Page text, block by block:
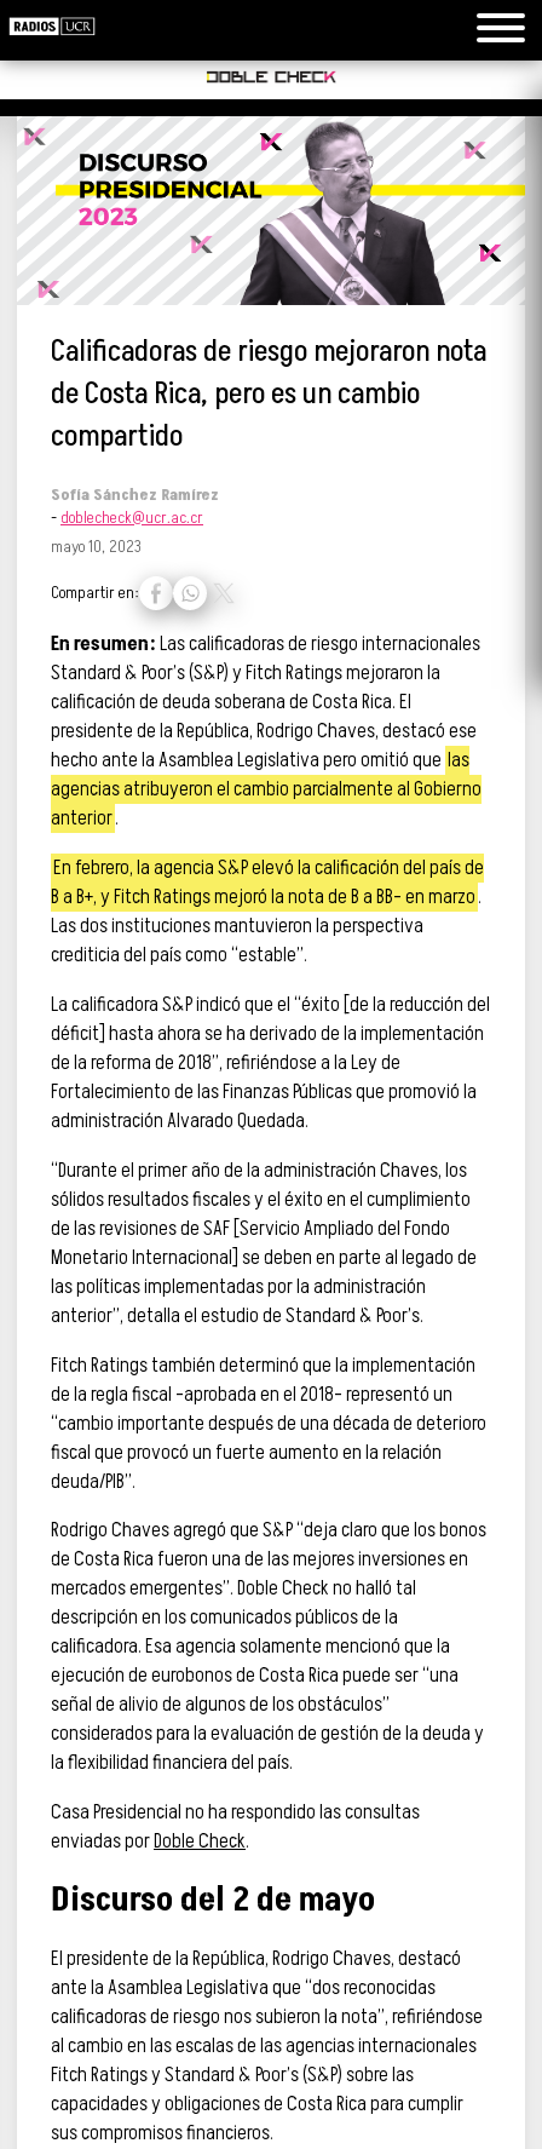
Calificadoras de riesgo mejoraron nota
de Costa Rica, pero es un cambio
compartido
Sofía Sánchez Ramírez
- doblecheck@ucr.ac.cr
mayo 10, 2023
Compartir en:
En resumen:Las calificadoras de riesgo internacionales
Standard & Poor’s (S&P) y Fitch Ratings mejoraron la
calificación de deuda soberana de Costa Rica. El
presidente de la República, Rodrigo Chaves, destacó ese
hecho ante la Asamblea Legislativa pero omitió que las
agencias atribuyeron el cambio parcialmente al Gobierno
anterior.
En febrero, la agencia S&P elevó la calificación del país de
B a B+, y Fitch Ratings mejoró la nota de B a BB- en marzo.
Las dos instituciones mantuvieron la perspectiva
crediticia del país como “estable”.
La calificadora S&P indicó que el “éxito [de la reducción del
déficit] hasta ahora se ha derivado de la implementación
de la reforma de 2018”, refiriéndose a la Ley de
Fortalecimiento de las Finanzas Públicas que promovió la
administración Alvarado Quedada.
“Durante el primer año de la administración Chaves, los
sólidos resultados fiscales y el éxito en el cumplimiento
de las revisiones de SAF [Servicio Ampliado del Fondo
Monetario Internacional] se deben en parte al legado de
las políticas implementadas por la administración
anterior”, detalla el estudio de Standard & Poor’s.
Fitch Ratings también determinó que la implementación
de la regla fiscal –aprobada en el 2018– representó un
“cambio importante después de una década de deterioro
fiscal que provocó un fuerte aumento en la relación
deuda/PIB”.
Rodrigo Chaves agregó que S&P “deja claro que los bonos
de Costa Rica fueron una de las mejores inversiones en
mercados emergentes”. Doble Check no halló tal
descripción en los comunicados públicos de la
calificadora. Esa agencia solamente mencionó que la
ejecución de eurobonos de Costa Rica puede ser “una
señal de alivio de algunos de los obstáculos”
considerados para la evaluación de gestión de la deuda y
la flexibilidad financiera del país.
Casa Presidencial no ha respondido las consultas
enviadas porDoble Check.
Discurso del 2 de mayo
El presidente de la República, Rodrigo Chaves, destacó
ante la Asamblea Legislativa que “dos reconocidas
calificadoras de riesgo nos subieron la nota”, refiriéndose
al cambio en las escalas de las agencias internacionales
Fitch Ratings y Standard & Poor’s (S&P) sobre las
capacidades y obligaciones de Costa Rica para cumplir
sus compromisos financieros.